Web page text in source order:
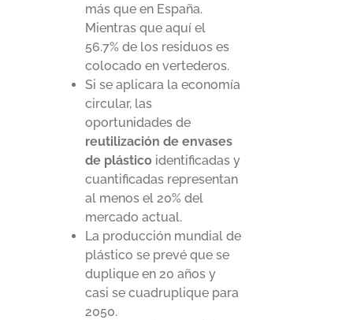
más que en España.
Mientras que aquí el
56.7% de los residuos es
colocado en vertederos.
Si se aplicara la economía
circular, las
oportunidades de
reutilización de envases
de plásticoidentificadas y
cuantificadas representan
al menos el 20% del
mercado actual.
La producción mundial de
plástico se prevé que se
duplique en 20 años y
casi se cuadruplique para
2050.